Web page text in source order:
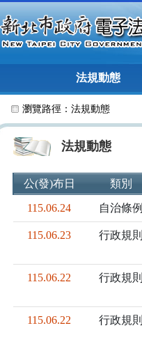
法規動態
瀏覽路徑： 法規動態
法規動態
公(發)布日 類別
115.06.24 自治條例
115.06.23 行政規則
115.06.22 行政規則
115.06.22 行政規則